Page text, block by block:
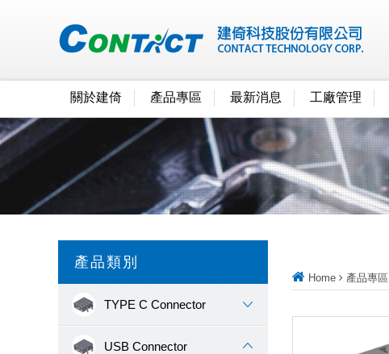
關於建倚 產品專區 最新消息 工廠管理
產品類別
TYPE C Connector
USB Connector
Home 產品專區